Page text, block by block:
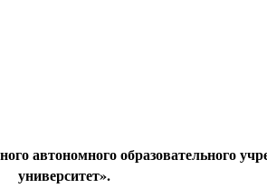
автономного образовательного
университет».